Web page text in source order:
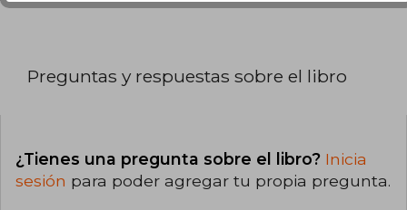
Preguntas y respuestas sobre el libro
¿Tienes una pregunta sobre el libro? Inicia
sesión para poder agregar tu propia pregunta.